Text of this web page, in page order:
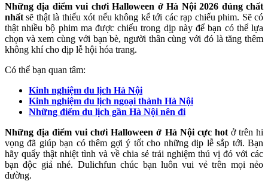
Những địa điểm vui chơi Halloween ở Hà Nội 2026 đúng chất
nhất sẽ thật là thiếu xót nếu không kể tới các rạp chiếu phim. Sẽ có
thật nhiều bộ phim ma được chiếu trong dịp này để bạn có thể lựa
chọn và xem cùng với bạn bè, người thân cùng với đó là tăng thêm
không khí cho dịp lễ hội hóa trang.
Có thể bạn quan tâm:
Kinh nghiệm du lịch Hà Nội
Kinh nghiệm du lịch ngoại thành Hà Nội
Những điểm du lịch gần Hà Nội nên đi
Những địa điểm vui chơi Halloween ở Hà Nội cực hotở trên hi
vọng đã giúp bạn có thêm gợi ý tốt cho những dịp lễ sắp tới. Bạn
hãy quẩy thật nhiệt tình và về chia sẻ trải nghiệm thú vị đó với các
bạn độc giả nhé. Dulichfun chúc bạn luôn vui vẻ trên mọi nẻo
đường.